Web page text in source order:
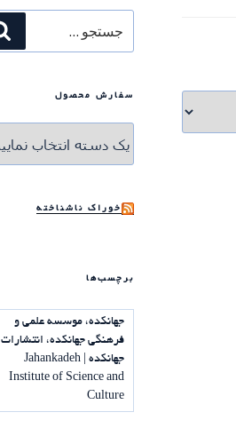
برای
سفارش محصول
خوراک ناشناخته
برچسب‌ها
جهانکده، موسسه علمی و
فرهنگی جهانکده، انتشارات
جهانکده | Jahankadeh
Institute of Science and
Culture